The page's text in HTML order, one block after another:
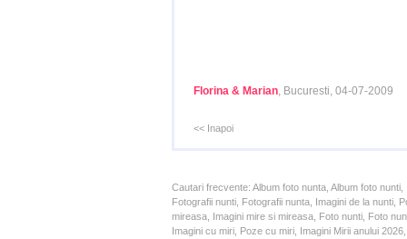
Florina & Marian, Bucuresti, 04-07-2009
<< Inapoi
Cautari frecvente: Album foto nunta, Album foto
Fotografii nunti, Fotografii nunta, Imagini de la nunti,
mireasa, Imagini mire si mireasa, Foto nunti, Foto
Imagini cu miri, Poze cu miri, Imagini Mirii anului